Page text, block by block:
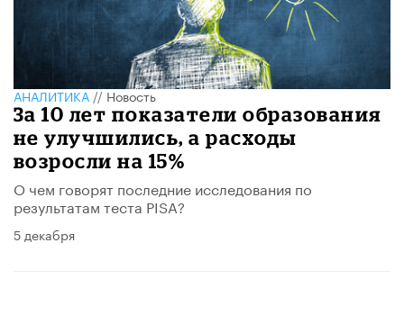
АНАЛИТИКА//Новость
За 10 лет показатели образования
не улучшились, а расходы
возросли на 15%
О чем говорят последние исследования по
результатам теста PISA?
5 декабря